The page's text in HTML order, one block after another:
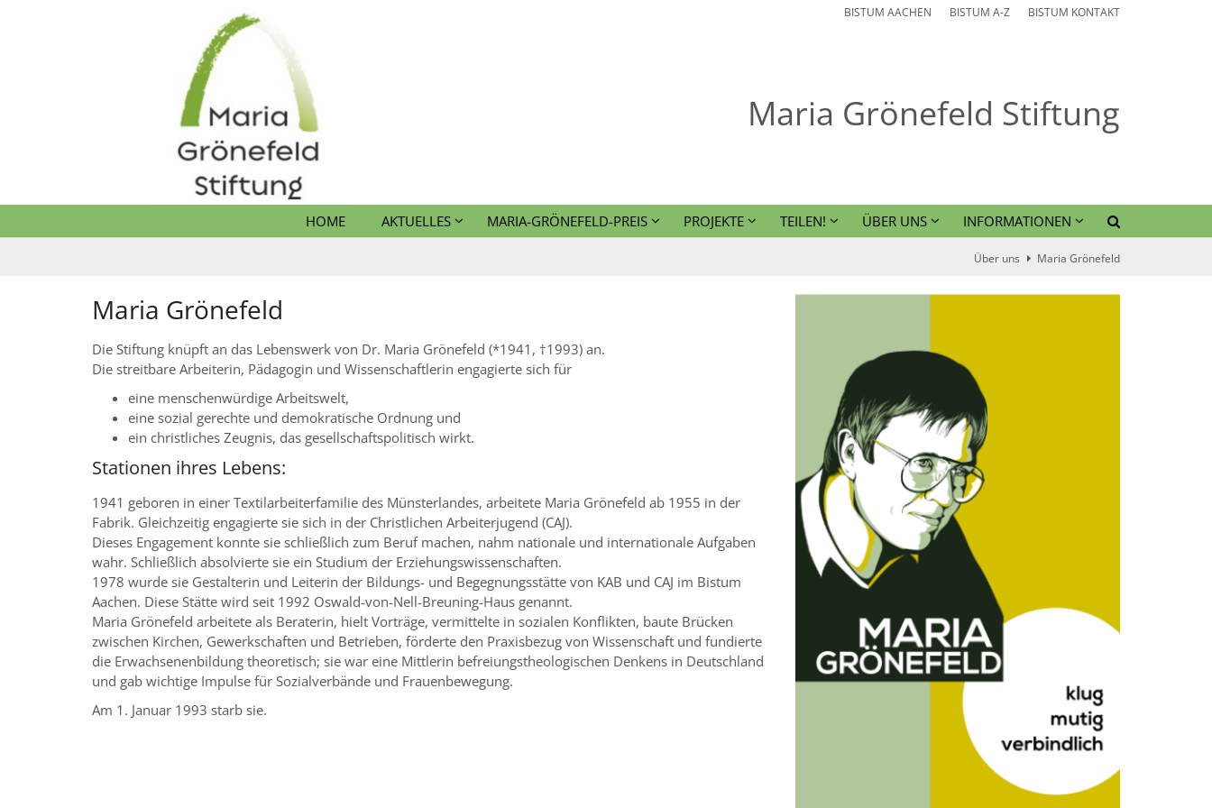
BISTUM AACHEN BISTUM A-Z BISTUM KONTAKT
Maria Grönefeld Stiftung
HOME AKTUELLES MARIA-GRÖNEFELD-PREIS PROJEKTE TEILEN! ÜBER UNS INFORMATIONEN
Über uns Maria Grönefeld
Maria Grönefeld
Die Stiftung knüpft an das Lebenswerk von Dr. Maria Grönefeld (*1941, †1993) an.
Die streitbare Arbeiterin, Pädagogin und Wissenschaftlerin engagierte sich für
eine menschenwürdige Arbeitswelt,
eine sozial gerechte und demokratische Ordnung und
ein christliches Zeugnis, das gesellschaftspolitisch wirkt.
Stationen ihres Lebens:
1941 geboren in einer Textilarbeiterfamilie des Münsterlandes, arbeitete Maria Grönefeld ab 1955 in der
Fabrik. Gleichzeitig engagierte sie sich in der Christlichen Arbeiterjugend (CAJ).
Dieses Engagement konnte sie schließlich zum Beruf machen, nahm nationale und internationale Aufgaben
wahr. Schließlich absolvierte sie ein Studium der Erziehungswissenschaften.
1978 wurde sie Gestalterin und Leiterin der Bildungs- und Begegnungsstätte von KAB und CAJ im Bistum
Aachen. Diese Stätte wird seit 1992 Oswald-von-Nell-Breuning-Haus genannt.
Maria Grönefeld arbeitete als Beraterin, hielt Vorträge, vermittelte in sozialen Konflikten, baute Brücken
zwischen Kirchen, Gewerkschaften und Betrieben, förderte den Praxisbezug von Wissenschaft und fundierte
die Erwachsenenbildung theoretisch; sie war eine Mittlerin befreiungstheologischen Denkens in Deutschland
und gab wichtige Impulse für Sozialverbände und Frauenbewegung.
Am 1. Januar 1993 starb sie.